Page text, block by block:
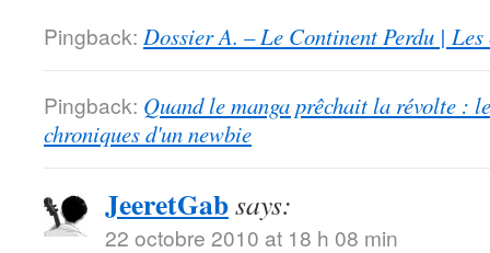
Pingback: Dossier A. – Le Continent Perdu |
Pingback: Quand le manga prêchait la révolte :
chroniques d'un newbie
JeeretGabsays:
22 octobre 2010 at 18 h 08 min